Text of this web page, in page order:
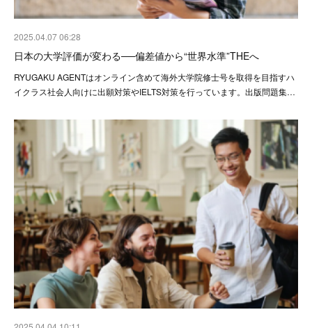
2025.04.07 06:28
日本の大学評価が変わる──偏差値から“世界水準”THEへ
RYUGAKU AGENTはオンライン含めて海外大学院修士号を取得を目指すハ
イクラス社会人向けに出願対策やIELTS対策を行っています。出版問題集…